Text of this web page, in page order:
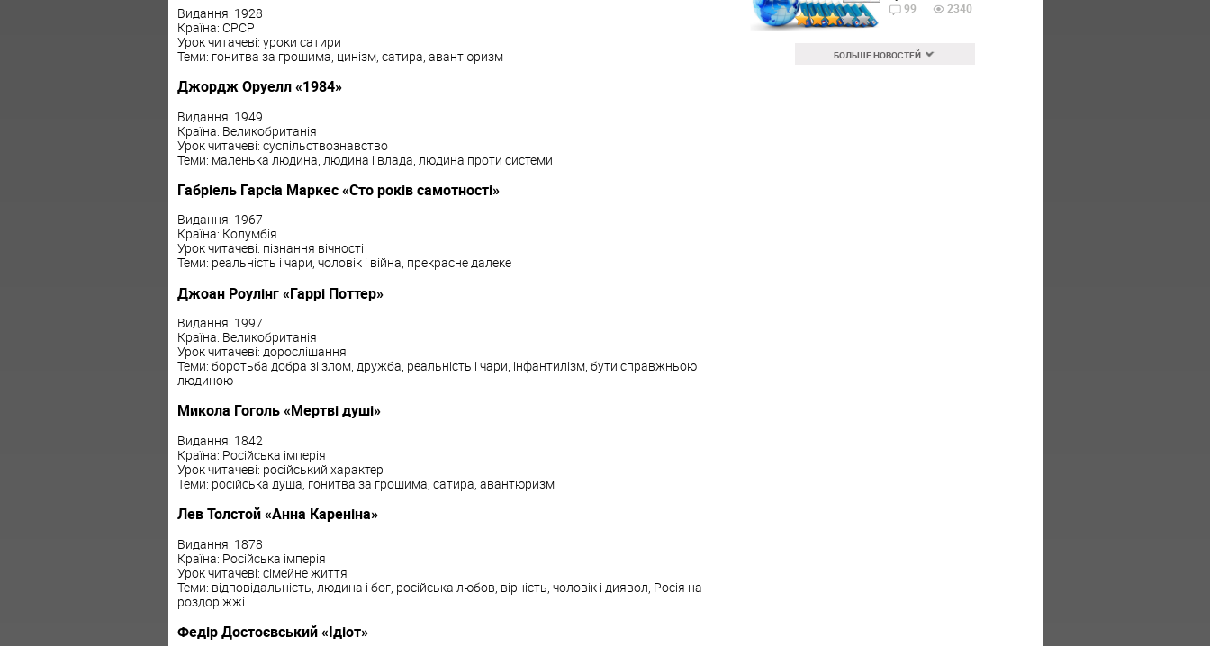
Видання: 1928
Країна: СРСР
Урок читачеві: уроки сатири
Теми: гонитва за грошима, цинізм, сатира, авантюризм
Джордж Оруелл «1984»
Видання: 1949
Країна: Великобританія
Урок читачеві: суспільствознавство
Теми: маленька людина, людина і влада, людина проти системи
Габріель Гарсіа Маркес «Сто років самотності»
Видання: 1967
Країна: Колумбія
Урок читачеві: пізнання вічності
Теми: реальність і чари, чоловік і війна, прекрасне далеке
Джоан Роулінг «Гаррі Поттер»
Видання: 1997
Країна: Великобританія
Урок читачеві: дорослішання
Теми: боротьба добра зі злом, дружба, реальність і чари, інфантилізм, бути справжньою
людиною
Микола Гоголь «Мертві душі»
Видання: 1842
Країна: Російська імперія
Урок читачеві: російський характер
Теми: російська душа, гонитва за грошима, сатира, авантюризм
Лев Толстой «Анна Кареніна»
Видання: 1878
Країна: Російська імперія
Урок читачеві: сімейне життя
Теми: відповідальність, людина і бог, російська любов, вірність, чоловік і диявол, Росія на
роздоріжжі
Федір Достоєвський «Ідіот»
99
2340
БОЛЬШЕ НОВОСТЕЙ